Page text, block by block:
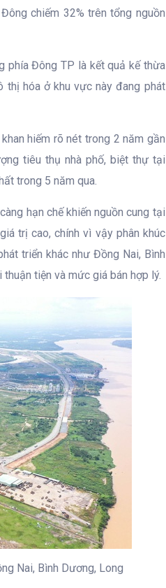
chiếm 32% trên tổng nguồn
phía Đông TP là kết quả kế thừa
hóa ở khu vực này đang phát
hiếm rõ nét trong 2 năm gần
tiêu thụ nhà phố, biệt thự tại
trong 5 năm qua.
hạn chế khiến nguồn cung tại
trị cao, chính vì vậy phân khúc
triển khác như Đồng Nai, Bình
tiện và mức giá bán hợp lý.
Nai, Bình Dương, Long